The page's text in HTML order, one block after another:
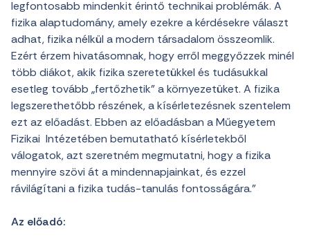
legfontosabb mindenkit érintő technikai problémák. A
fizika alaptudomány, amely ezekre a kérdésekre választ
adhat, fizika nélkül a modern társadalom összeomlik.
Ezért érzem hivatásomnak, hogy erről meggyőzzek minél
több diákot, akik fizika szeretetükkel és tudásukkal
esetleg tovább „fertőzhetik” a környezetüket. A fizika
legszerethetőbb részének, a kísérletezésnek szentelem
ezt az előadást. Ebben az előadásban a Műegyetem
Fizikai Intézetében bemutatható kísérletekből
válogatok, azt szeretném megmutatni, hogy a fizika
mennyire szövi át a mindennapjainkat, és ezzel
rávilágítani a fizika tudás-tanulás fontosságára.”
Az előadó: